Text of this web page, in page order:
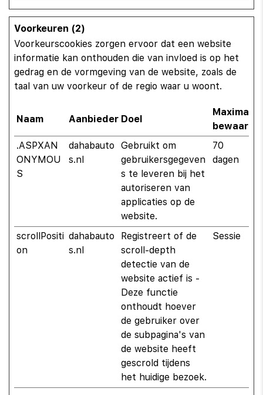
Voorkeuren (2)
Voorkeurscookies zorgen ervoor dat een website
informatie kan onthouden die van invloed is op het
gedrag en de vormgeving van de website, zoals de
taal van uw voorkeur of de regio waar u woont.
Naam Aanbieder Doel
Maximale
.ASPXAN
ONYMOU
S
dahabauto
s.nl
Gebruikt om
gebruikersgegeven
s te leveren bij het
autoriseren van
applicaties op de
website.
70
dagen
scrollPositi
on
dahabauto
s.nl
Registreert of de
scroll-depth
detectie van de
website actief is -
Deze functie
onthoudt hoever
de gebruiker over
de subpagina's van
de website heeft
gescrold tijdens
het huidige bezoek.
Sessie